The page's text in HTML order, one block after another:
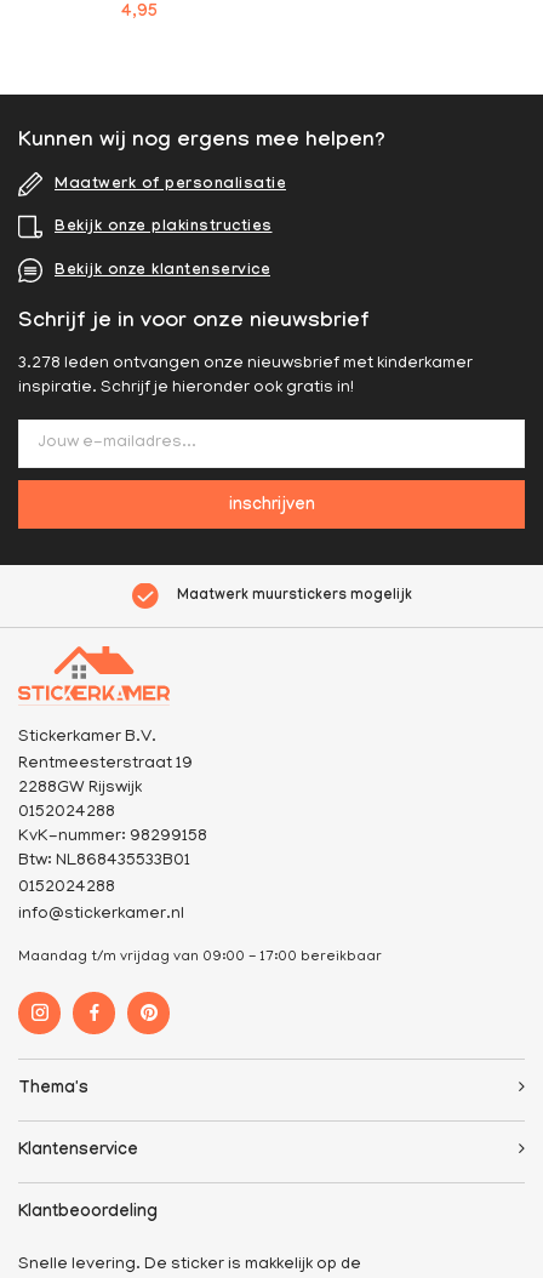
4,95
Kunnen wij nog ergens mee helpen?
Maatwerk of personalisatie
Bekijk onze plakinstructies
Bekijk onze klantenservice
Schrijf je in voor onze nieuwsbrief
3.278 leden ontvangen onze nieuwsbrief met kinderkamer
inspiratie. Schrijf je hieronder ook gratis in!
inschrijven
Maatwerk muurstickers mogelijk
Stickerkamer B.V.
Rentmeesterstraat 19
2288GW Rijswijk
0152024288
KvK-nummer: 98299158
Btw: NL868435533B01
0152024288
info@stickerkamer.nl
Maandag t/m vrijdag van 09:00 - 17:00 bereikbaar
Thema's
Klantenservice
Klantbeoordeling
Snelle levering. De sticker is makkelijk op de